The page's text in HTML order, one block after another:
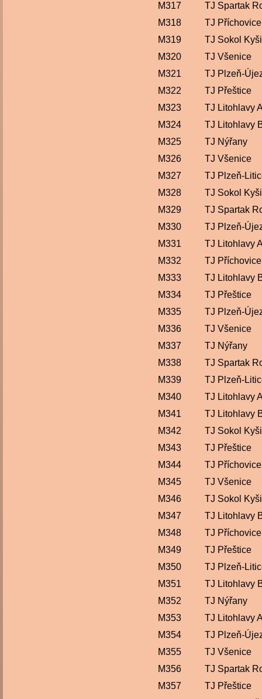
M317
TJ Spartak
M318
TJ Příchovice
M319
TJ Sokol
M320
TJ Všenice
M321
TJ Plzeň-
M322
TJ Přeštice
M323
TJ Litohlavy
M324
TJ Litohlavy
M325
TJ Nýřany
M326
TJ Všenice
M327
TJ Plzeň-
M328
TJ Sokol
M329
TJ Spartak
M330
TJ Plzeň-
M331
TJ Litohlavy
M332
TJ Příchovice
M333
TJ Litohlavy
M334
TJ Přeštice
M335
TJ Plzeň-
M336
TJ Všenice
M337
TJ Nýřany
M338
TJ Spartak
M339
TJ Plzeň-
M340
TJ Litohlavy
M341
TJ Litohlavy
M342
TJ Sokol
M343
TJ Přeštice
M344
TJ Příchovice
M345
TJ Všenice
M346
TJ Sokol
M347
TJ Litohlavy
M348
TJ Příchovice
M349
TJ Přeštice
M350
TJ Plzeň-
M351
TJ Litohlavy
M352
TJ Nýřany
M353
TJ Litohlavy
M354
TJ Plzeň-
M355
TJ Všenice
M356
TJ Spartak
M357
TJ Přeštice